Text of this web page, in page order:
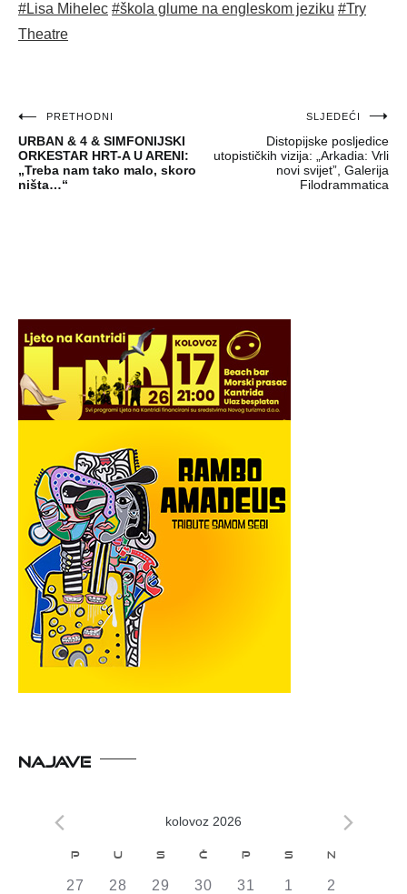
#Lisa Mihelec #škola glume na engleskom jeziku #Try
Theatre
Navigacija
objava
PRETHODNI
URBAN & 4 & SIMFONIJSKI
ORKESTAR HRT-A U ARENI:
„Treba nam tako malo, skoro
ništa…“
SLJEDEĆI
Distopijske posljedice
utopističkih vizija: „Arkadia: Vrli
novi svijet”, Galerija
Filodrammatica
NAJAVE
kolovoz 2026
Kalendar
P U S Č P S N
0
27
0
28
0
29
0
30
0
31
0
1
0
2